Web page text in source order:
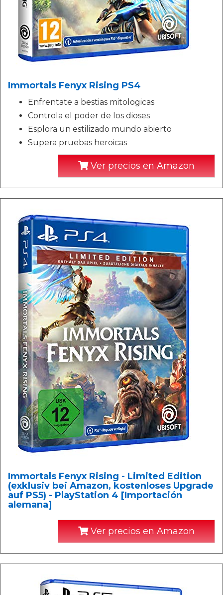
Immortals Fenyx Rising PS4
Enfrentate a bestias mitologicas
Controla el poder de los dioses
Esplora un estilizado mundo abierto
Supera pruebas heroicas
Ver precios en Amazon
Immortals Fenyx Rising - Limited Edition
(exklusiv bei Amazon, kostenloses Upgrade
auf PS5) - PlayStation 4 [Importación
alemana]
Ver precios en Amazon